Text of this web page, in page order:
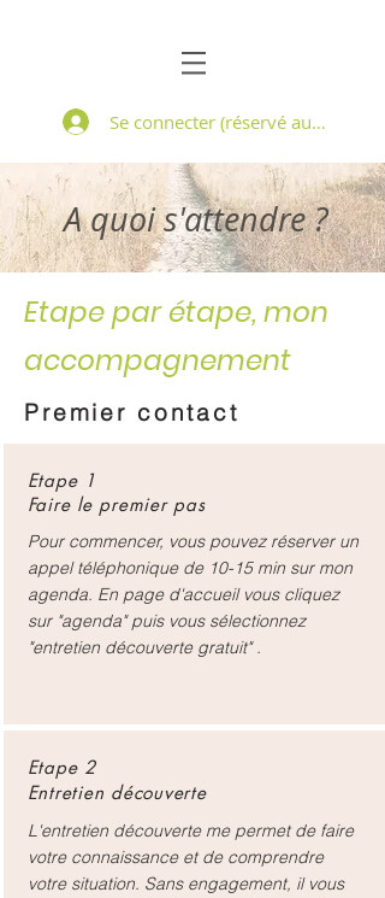
Se connecter (réservé aux
A quoi s'attendre ?
Etape par étape, mon
accompagnement
Premier contact
Etape 1
Faire le premier pas
Pour commencer, vous pouvez réserver un
appel téléphonique de 10-15 min sur mon
agenda. En page d'accueil vous cliquez
sur "agenda" puis vous sélectionnez
"entretien découverte gratuit" .
Etape 2
Entretien découverte
L'entretien découverte me permet de faire
votre connaissance et de comprendre
votre situation. Sans engagement, il vous